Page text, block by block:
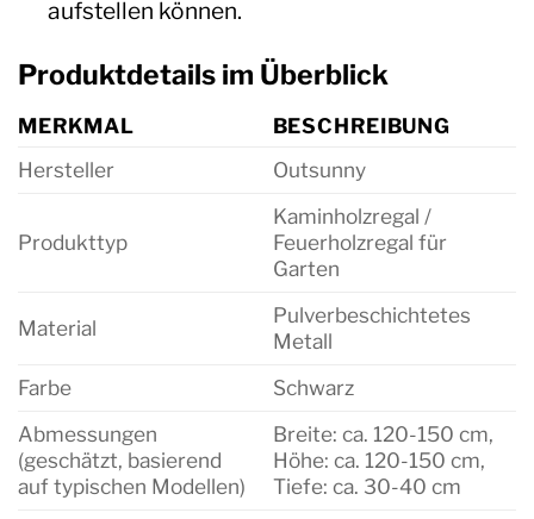
aufstellen können.
Produktdetails im Überblick
MERKMAL
BESCHREIBUNG
Hersteller
Outsunny
Produkttyp
Kaminholzregal /
Feuerholzregal für
Garten
Material
Pulverbeschichtetes
Metall
Farbe
Schwarz
Abmessungen
(geschätzt, basierend
auf typischen Modellen)
Breite: ca. 120-150 cm,
Höhe: ca. 120-150 cm,
Tiefe: ca. 30-40 cm